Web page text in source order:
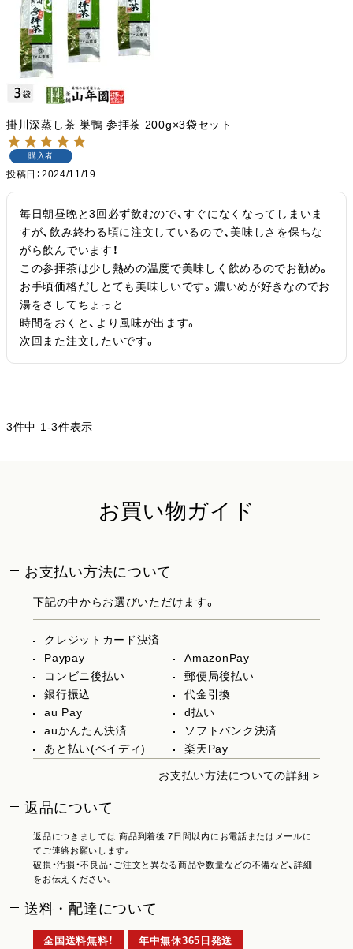
掛川深蒸し茶 巣鴨 参拝茶 200g×3袋セット
購入者
投稿日 2024/11/19
毎日朝昼晩と3回必ず飲むので、すぐになくなってしまいま
すが、飲み終わる頃に注文しているので、美味しさを保ちな
がら飲んでいます！
この参拝茶は少し熱めの温度で美味しく飲めるのでお勧め。
お手頃価格だしとても美味しいです。濃いめが好きなのでお
湯をさしてちょっと
時間をおくと、より風味が出ます。
次回また注文したいです。
3件中 1 -3件表示
お買い物ガイド
お支払い方法について
下記の中からお選びいただけます。
クレジットカード決済
Paypay
AmazonPay
コンビニ後払い
郵便局後払い
銀行振込
代金引換
au Pay
d払い
auかんたん決済
ソフトバンク決済
あと払い(ペイディ)
楽天Pay
お支払い方法についての詳細 >
返品について
返品につきましては 商品到着後 7日間以内にお電話またはメールに
てご連絡お願いします。
破損・汚損・不良品・ご注文と異なる商品や数量などの不備など、詳細
をお伝えください。
送料・配達について
全国送料無料！ 年中無休365日発送